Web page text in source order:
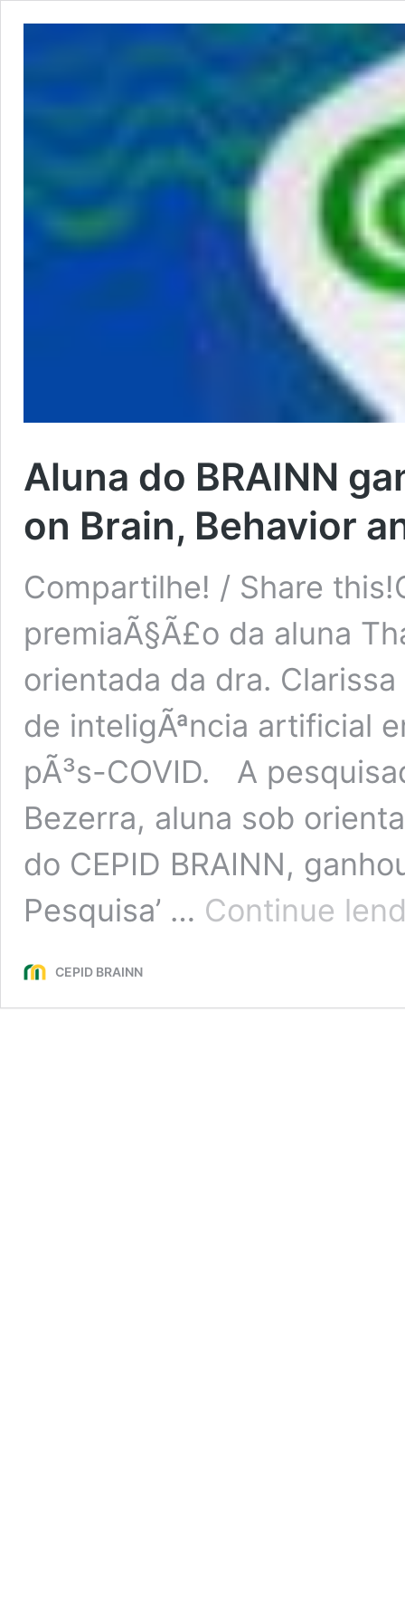
Aluna do BRAINN
on Brain, Behavior
Compartilhe! / Share
premiaÃ§Ã£o da aluna
orientada da dra.
de inteligÃªncia artificial
pÃ³s-COVID. A
Bezerra, aluna sob
do CEPID BRAINN,
Pesquisa’ … Continue
CEPID BRAINN